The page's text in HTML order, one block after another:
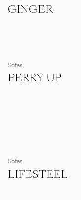
GINGER
Sofas
PERRY UP
Sofas
LIFESTEEL